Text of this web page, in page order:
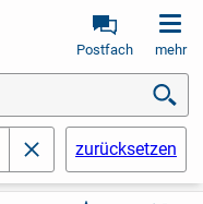
Postfach mehr
schließenzurücksetzen